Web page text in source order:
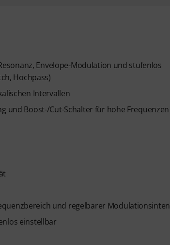
Envelope-Modulation und stufenlos
Hochpass)
Intervallen
und Boost-/Cut-Schalter für hohe Frequenzen
und regelbarer
einstellbar